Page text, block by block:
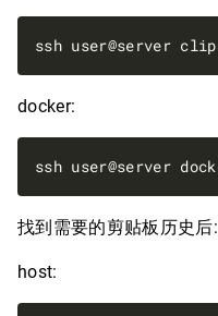
docker:
找到需要的剪贴板历史后:
host: